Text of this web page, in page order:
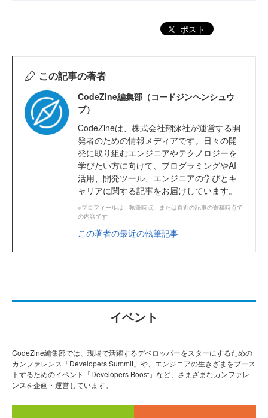
ポスト
この記事の著者
CodeZine編集部（コードジンヘンシュウ
ブ）
CodeZineは、株式会社翔泳社が運営する開
発者のための情報メディアです。日々の開
発に取り組むエンジニアやテクノロジーを
学びたい方に向けて、プログラミングやAI
活用、開発ツール、エンジニアの学びとキ
ャリアに関する記事をお届けしています。
※プロフィールは、執筆時点、または直近の記事の寄稿時点で
の内容です
この著者の最近の執筆記事
イベント
CodeZine編集部では、現場で活躍するデベロッパーをスターにするための
カンファレンス「Developers Summit」や、エンジニアの生きざまをブース
トするためのイベント「Developers Boost」など、さまざまなカンファレ
ンスを企画・運営しています。